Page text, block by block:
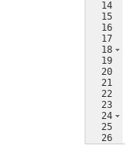
14
15
16
17
18
19
20
21
22
23
24
25
26